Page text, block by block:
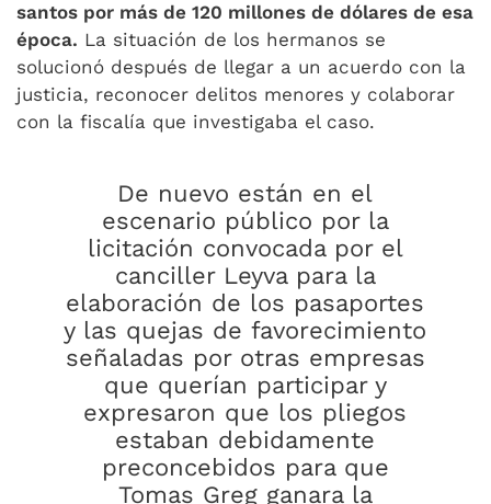
santos por más de 120 millones de dólares de esa
época. La situación de los hermanos se
solucionó después de llegar a un acuerdo con la
justicia, reconocer delitos menores y colaborar
con la fiscalía que investigaba el caso.
De nuevo están en el
escenario público por la
licitación convocada por el
canciller Leyva para la
elaboración de los pasaportes
y las quejas de favorecimiento
señaladas por otras empresas
que querían participar y
expresaron que los pliegos
estaban debidamente
preconcebidos para que
Tomas Greg ganara la